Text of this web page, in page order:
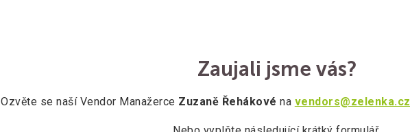
Zaujali jsme vás?
Ozvěte se naší Vendor Manažerce Zuzaně Řehákovéna vendors@zelenka.cz